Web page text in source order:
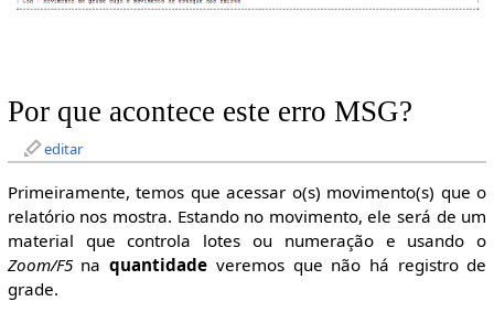
Por que acontece este erro MSG?
editar
Primeiramente, temos que acessar o(s) movimento(s) que o
relatório nos mostra. Estando no movimento, ele será de um
material que controla lotes ou numeração e usando o
Zoom/F5naquantidade veremos que não há registro de
grade.